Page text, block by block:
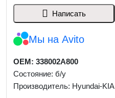
Написать
Мы на Avito
OEM: 338002A800
Состояние: б/у
Производитель: Hyundai-KIA